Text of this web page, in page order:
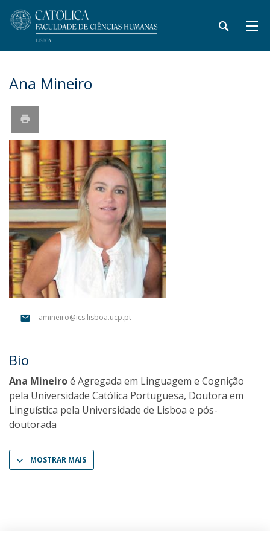
Ana Mineiro
amineiro@ics.lisboa.ucp.pt
Bio
Ana Mineiroé Agregada em Linguagem e Cognição
pela Universidade Católica Portuguesa, Doutora em
Linguística pela Universidade de Lisboa e pós-
doutorada
MOSTRAR MAIS